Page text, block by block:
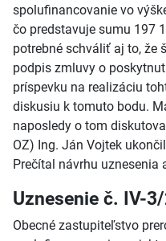
spolufinancovanie vo
čo predstavuje sumu 197
potrebné schváliť aj to, že
podpis zmluvy o
príspevku na realizáciu
diskusiu k tomuto bodu.
naposledy o tom
OZ) Ing. Ján Vojtek
Prečítal návrhu
Uznesenie č. IV-
Obecné zastupiteľstvo